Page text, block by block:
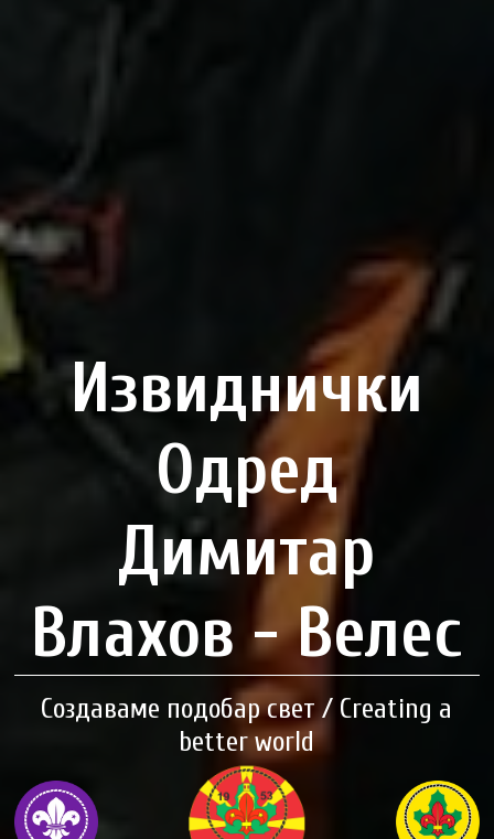
Извиднички
Одред
Димитар
Влахов - Велес
Создаваме подобар свет / Creating a
better world